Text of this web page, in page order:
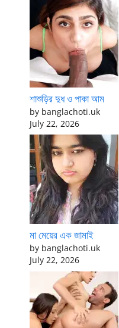
শাশুড়ির দুধ ও পাকা আম
by banglachoti.uk
July 22, 2026
মা মেয়ের এক জামাই
by banglachoti.uk
July 22, 2026